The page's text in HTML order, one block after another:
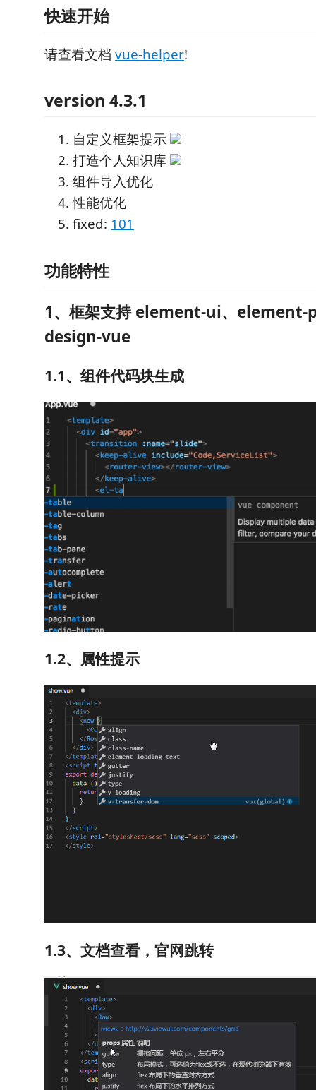
快速开始
请查看文档 vue-helper!
version 4.3.1
自定义框架提示
打造个人知识库
组件导入优化
性能优化
fixed: 101
功能特性
1、框架支持 element-ui、element-
design-vue
1.1、组件代码块生成
1.2、属性提示
1.3、文档查看，官网跳转